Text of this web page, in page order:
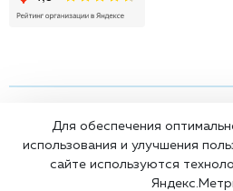
Подпишитесь на
Для обеспечения
использования и улучшения
сайте используются